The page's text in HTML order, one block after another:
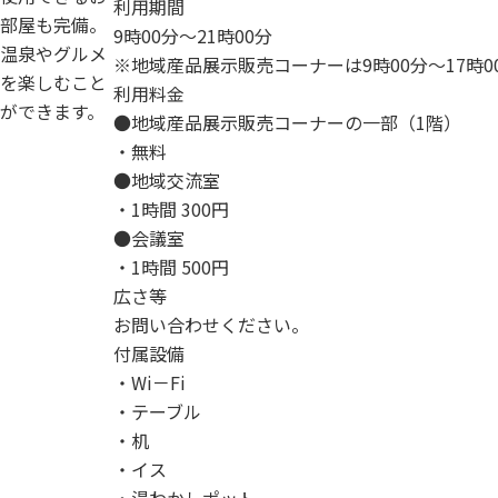
部屋も完備。
温泉やグルメ
を楽しむこと
ができます。
利用期間
9時00分～21時00分
※地域産品展示販売コーナーは9時00分～17時
利用料金
●地域産品展示販売コーナーの一部（1階）
・無料
●地域交流室
・1時間 300円
●会議室
・1時間 500円
広さ等
お問い合わせください。
付属設備
・Wi－Fi
・テーブル
・机
・イス